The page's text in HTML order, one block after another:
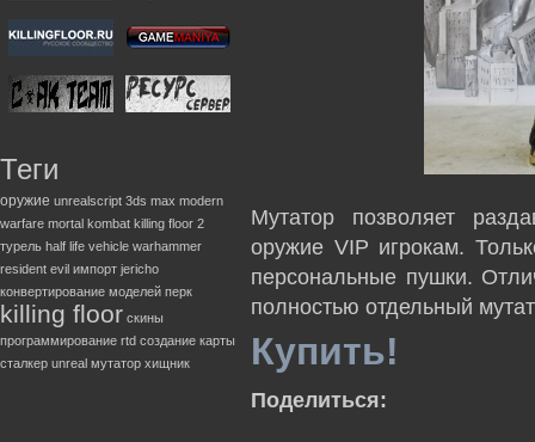
Теги
оружие unrealscript 3ds max modern
warfare mortal kombat killing floor 2
турель half life vehicle warhammer
resident evil импорт jericho
конвертирование моделей перк
killing floor скины
программирование rtd создание карты
сталкер unreal мутатор хищник
Мутатор позволяет
оружие VIP игрокам.
персональные пушки.
полностью отдельный
Купить!
Поделиться: